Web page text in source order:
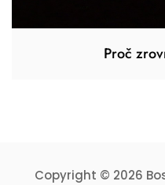
Proč
Copyright © 2026